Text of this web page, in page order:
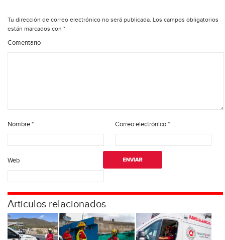
Tu dirección de correo electrónico no será publicada. Los campos obligatorios
están marcados con *
Comentario
Nombre* Correo electrónico*
Web
Articulos relacionados